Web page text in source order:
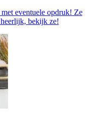
eventuele opdruk! Ze
bekijk ze!